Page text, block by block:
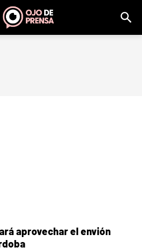
aprovechar el envión